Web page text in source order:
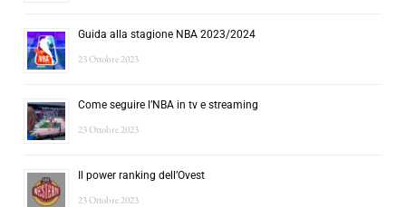
Guida alla stagione NBA 2023/2024
23 Ottobre 2023
Come seguire l’NBA in tv e streaming
23 Ottobre 2023
Il power ranking dell’Ovest
23 Ottobre 2023